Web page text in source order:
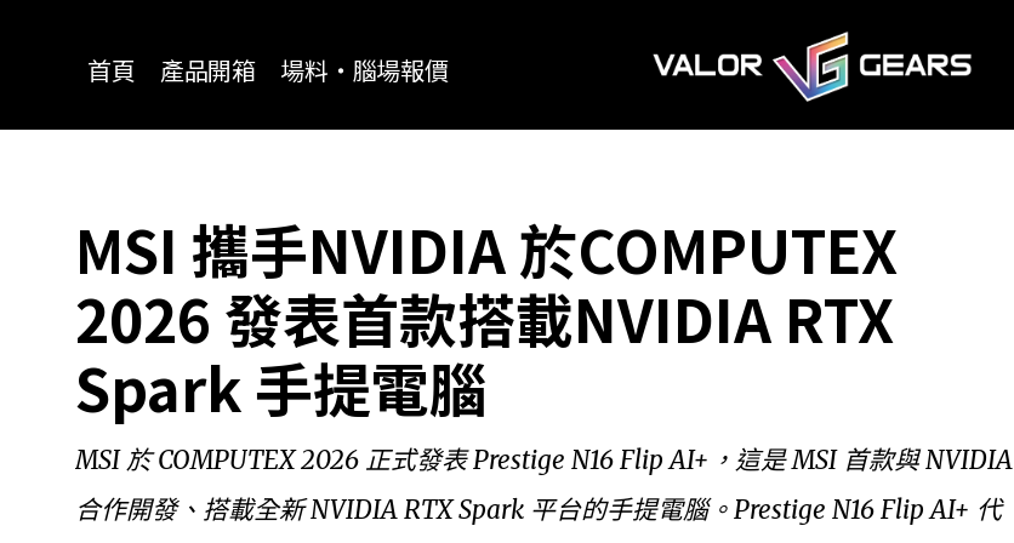
首頁 產品開箱 場料‧腦場報價
MSI 攜手NVIDIA 於COMPUTEX
2026 發表首款搭載NVIDIA RTX
Spark 手提電腦
MSI 於 COMPUTEX 2026 正式發表 Prestige N16 Flip AI+，這是 MSI 首款與 NVIDIA
合作開發、搭載全新 NVIDIA RTX Spark 平台的手提電腦。Prestige N16 Flip AI+ 代